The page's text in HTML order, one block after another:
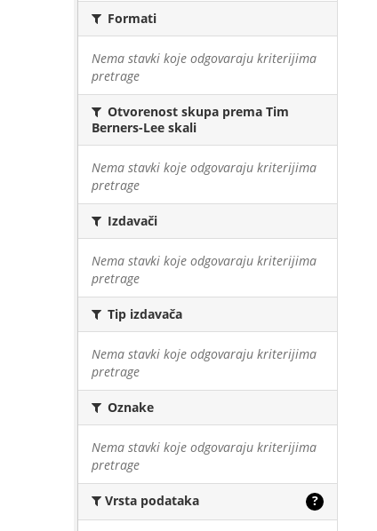
Formati
Nema stavki koje odgovaraju kriterijima
pretrage
Otvorenost skupa prema Tim
Berners-Lee skali
Nema stavki koje odgovaraju kriterijima
pretrage
Izdavači
Nema stavki koje odgovaraju kriterijima
pretrage
Tip izdavača
Nema stavki koje odgovaraju kriterijima
pretrage
Oznake
Nema stavki koje odgovaraju kriterijima
pretrage
Vrsta podataka ?